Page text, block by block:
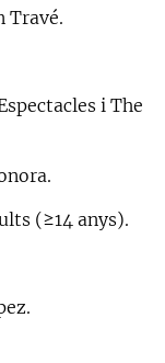
Travé.
i The
(≥14 anys).